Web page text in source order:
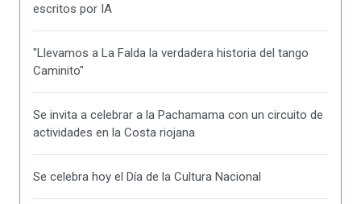
escritos por IA
"Llevamos a La Falda la verdadera historia del tango
Caminito"
Se invita a celebrar a la Pachamama con un circuito de
actividades en la Costa riojana
Se celebra hoy el Día de la Cultura Nacional